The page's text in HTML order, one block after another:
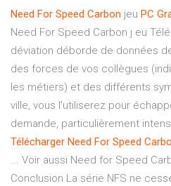
Need For Speed Carbon jeu PC
Need For Speed Carbon j eu
déviation déborde de données
des forces de vos collègues
les métiers) et des différents
ville, vous l'utiliserez pour
demande, particulièrement
Télécharger Need For Speed
... Voir aussi Need for Speed
Conclusion La série NFS ne